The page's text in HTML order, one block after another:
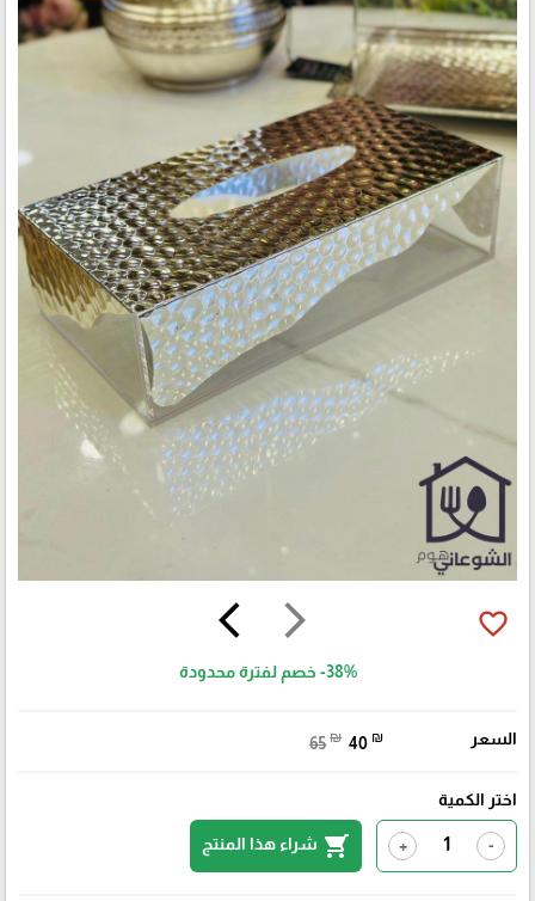
arrow_forward_ios
arrow_back_ios favorite_border
-38% خصم لفترة محدودة
السعر 65 ₪ 40 ₪
اختر الكمية
-
+
shopping_cart شراء هذا المنتج